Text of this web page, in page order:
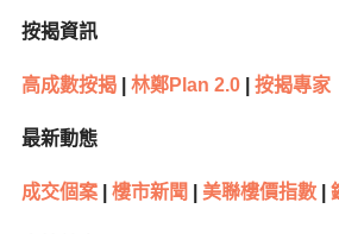
按揭資訊
高成數按揭| 林鄭Plan 2.0| 按揭專家
最新動態
成交個案| 樓市新聞 美聯樓價指數|